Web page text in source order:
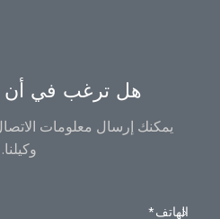
هل ترغب في أن
يمكنك إرسال معلومات
وكيلنا.